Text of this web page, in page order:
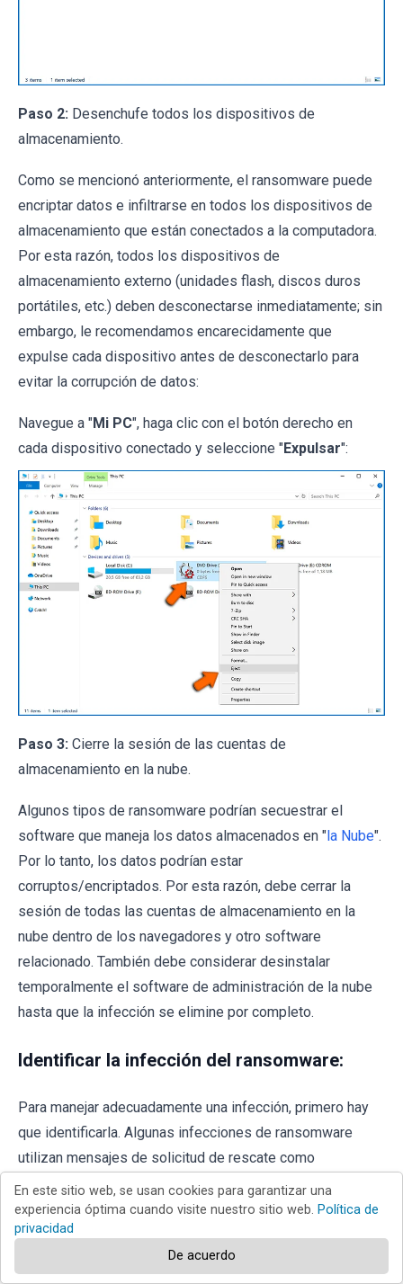
Paso 2: Desenchufe todos los dispositivos de
almacenamiento.
Como se mencionó anteriormente, el ransomware puede
encriptar datos e infiltrarse en todos los dispositivos de
almacenamiento que están conectados a la computadora.
Por esta razón, todos los dispositivos de
almacenamiento externo (unidades flash, discos duros
portátiles, etc.) deben desconectarse inmediatamente; sin
embargo, le recomendamos encarecidamente que
expulse cada dispositivo antes de desconectarlo para
evitar la corrupción de datos:
Navegue a "Mi PC", haga clic con el botón derecho en
cada dispositivo conectado y seleccione "Expulsar":
Paso 3: Cierre la sesión de las cuentas de
almacenamiento en la nube.
Algunos tipos de ransomware podrían secuestrar el
software que maneja los datos almacenados en "la Nube".
Por lo tanto, los datos podrían estar
corruptos/encriptados. Por esta razón, debe cerrar la
sesión de todas las cuentas de almacenamiento en la
nube dentro de los navegadores y otro software
relacionado. También debe considerar desinstalar
temporalmente el software de administración de la nube
hasta que la infección se elimine por completo.
Identificar la infección del ransomware:
Para manejar adecuadamente una infección, primero hay
que identificarla. Algunas infecciones de ransomware
utilizan mensajes de solicitud de rescate como
introducción (vea el archivo de texto del ransomware
WALDO a continuación).
En este sitio web, se usan cookies para garantizar una
experiencia óptima cuando visite nuestro sitio web. Política de
privacidad
De acuerdo